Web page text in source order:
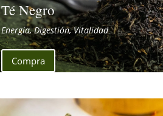
Té Negro
Energía, Digestión, Vitalidad
Compra